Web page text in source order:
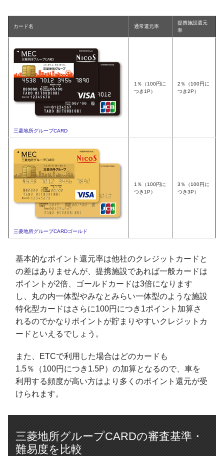
カード名 通常還元率
提携施設還元
率
三菱地所グループCARD
1％（100円に
つき1P）
2％（100円に
つき2P）
三菱地所グループCARDゴールド
1％（100円に
つき1P）
3％（100円に
つき3P）
基本的なポイント還元率は他社のクレジットカードと
の差はありませんが、提携施設であれば一般カードは
ポイントが2倍、ゴールドカードは3倍になります
し、丸の内一体型やみなとみらい一体型のような施設
特化型カードはさらに100円につき1ポイント加算さ
れるのでかなりポイントが貯まりやすいクレジットカ
ードといえるでしょう。
また、ETCで利用した場合はどのカードも
1.5％（100円につき1.5P）の加算となるので、車を
利用する頻度が高い方はより多くのポイント還元が受
けられます。
三菱地所グループCARDの審査基準・
難易度を比較